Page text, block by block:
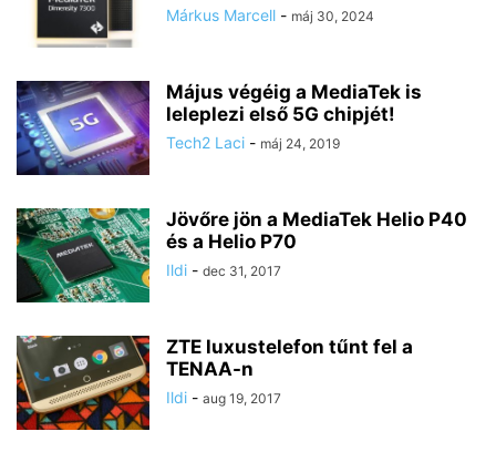
Márkus Marcell - máj 30, 2024
Május végéig a MediaTek is
leleplezi első 5G chipjét!
Tech2 Laci - máj 24, 2019
Jövőre jön a MediaTek Helio P40
és a Helio P70
Ildi - dec 31, 2017
ZTE luxustelefon tűnt fel a
TENAA-n
Ildi - aug 19, 2017